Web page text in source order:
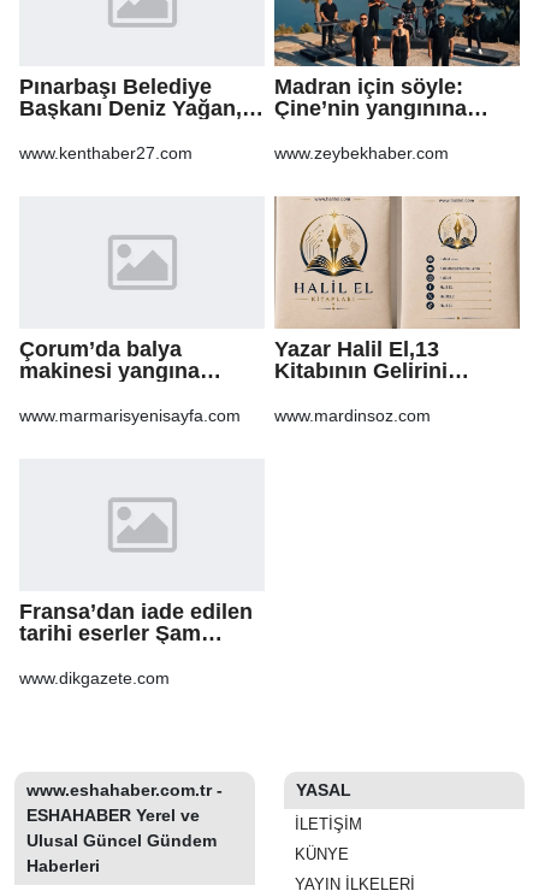
Pınarbaşı Belediye
Başkanı Deniz Yağan,
www.kenthaber27.com
Madran için söyle:
Çine’nin yangınına
www.zeybekhaber.com
Çorum’da balya
makinesi yangına
anız küle döndü
www.marmarisyenisayfa.com
Yazar Halil El,13
Kitabının Gelirini
www.mardinsoz.com
Fransa’dan iade edilen
tarihi eserler Şam
www.dikgazete.com
www.eshahaber.com.tr -
ESHAHABER Yerel ve
Ulusal Güncel Gündem
Haberleri
YASAL
İLETIŞIM
KÜNYE
YAYIN İLKELERI